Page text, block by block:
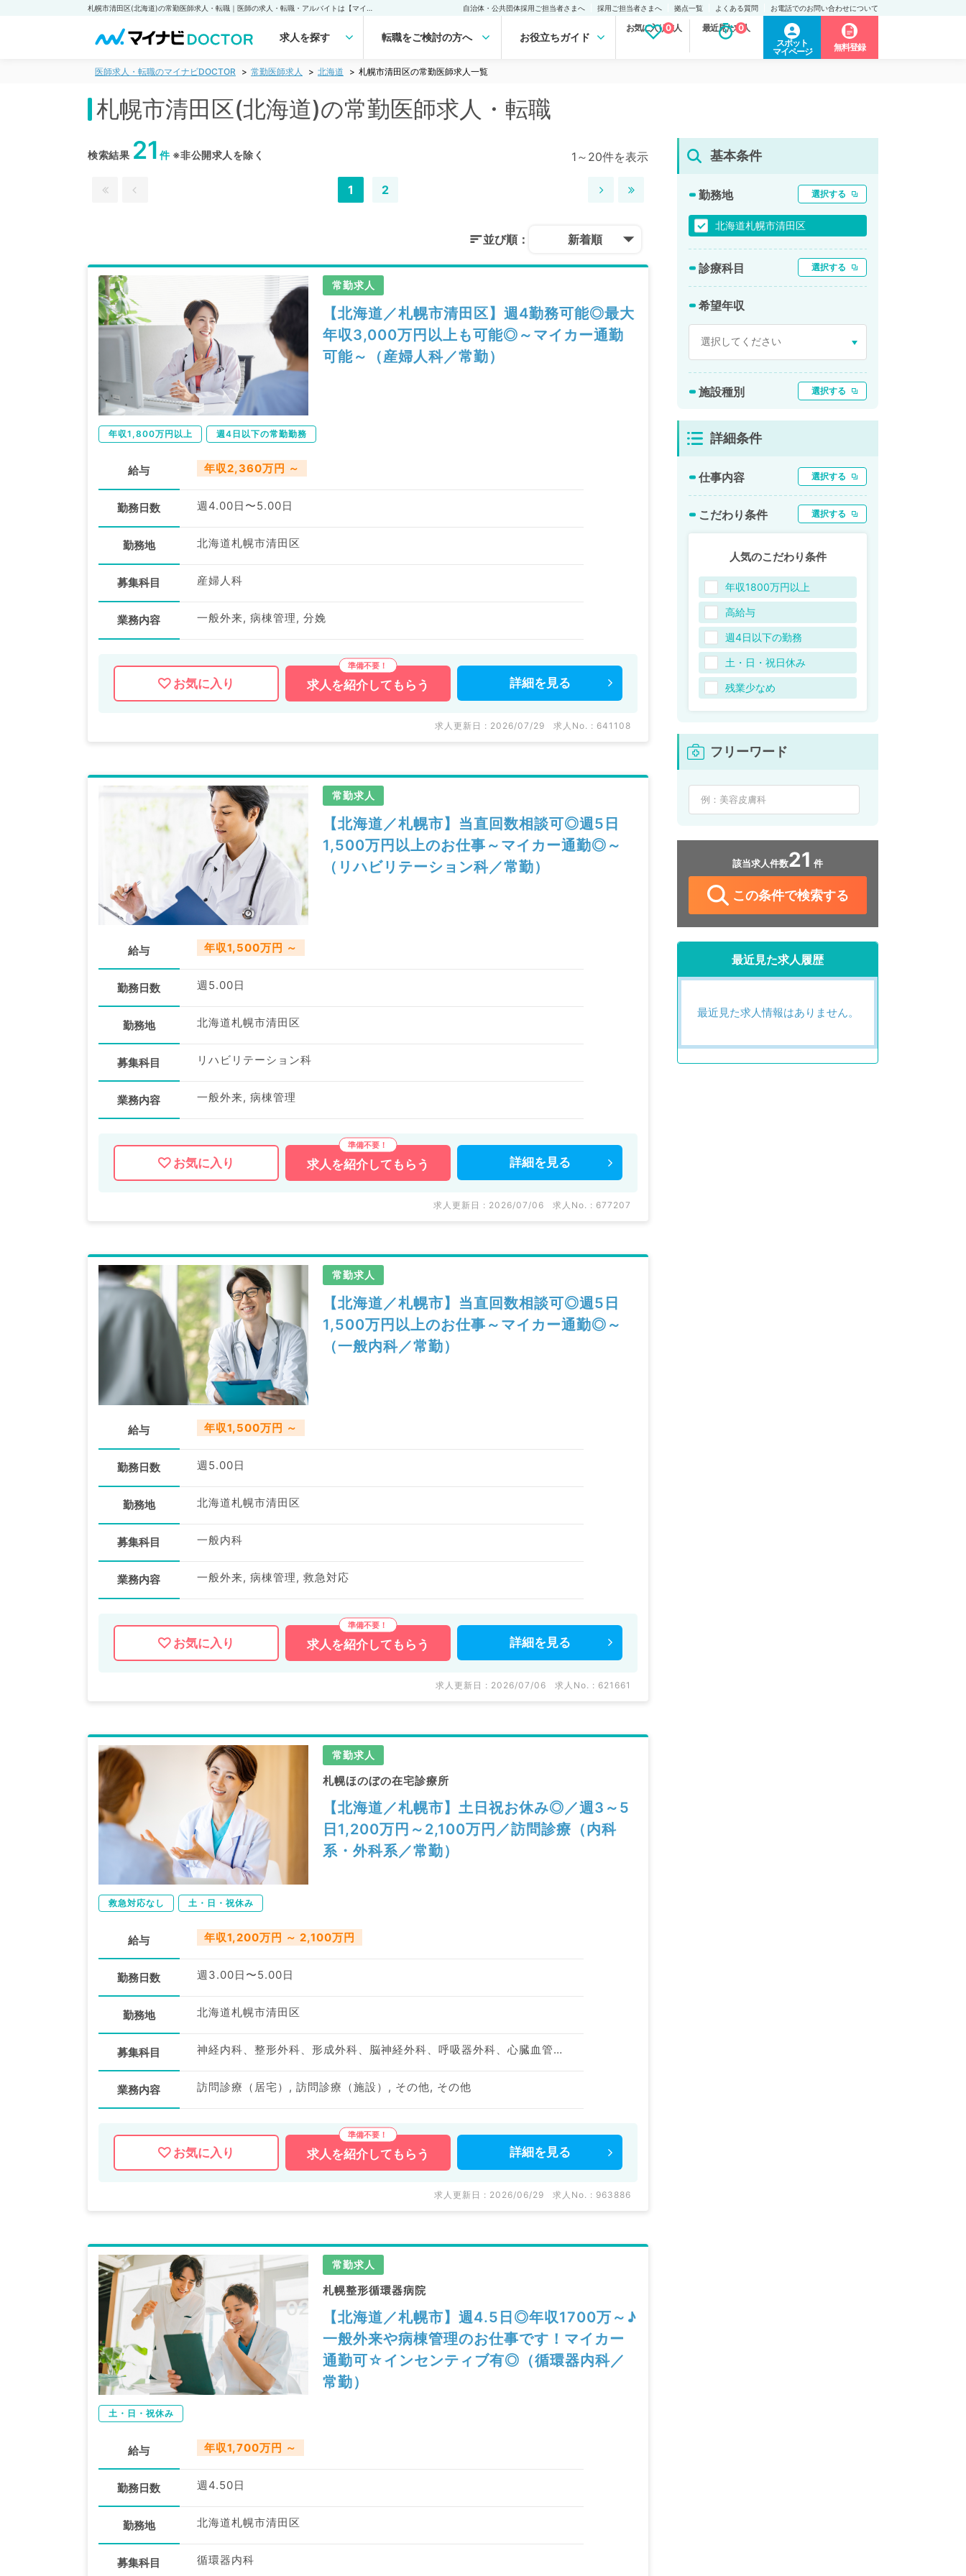
自治体・公共団体採用ご担当者さまへ 採用ご担当者さまへ 拠点一覧 よくある質問 お電話でのお問い合わせについて
求人を探す 転職をご検討の方へ お役立ちガイド
お気に入り求人
0 最近見た求人
0
スポット
マイページ
無料登録
医師求人・転職のマイナビDOCTOR 常勤医師求人 北海道 札幌市清田区の常勤医師求人一覧
札幌市清田区(北海道)の常勤医師求人・転職
検索結果 21 件※非公開求人を除く 1～20件を表示
1 2
並び順： 新着順
常勤求人
【北海道／札幌市清田区】週4勤務可能◎最大
年収3,000万円以上も可能◎～マイカー通勤
可能～（産婦人科／常勤）
年収1,800万円以上 週4日以下の常勤勤務
給与 年収2,360万円 ～
勤務日数 週4.00日〜5.00日
勤務地 北海道札幌市清田区
募集科目 産婦人科
業務内容 一般外来, 病棟管理, 分娩
お気に入り 求人を紹介してもらう 詳細を 見る
求人更新日 : 2026/07/29 求人No. : 641108
常勤求人
【北海道／札幌市】当直回数相談可◎週5日
1,500万円以上のお仕事～マイカー通勤◎～
（リハビリテーション科／常勤）
給与 年収1,500万円 ～
勤務日数 週5.00日
勤務地 北海道札幌市清田区
募集科目 リハビリテーション科
業務内容 一般外来, 病棟管理
お気に入り 求人を紹介してもらう 詳細を 見る
求人更新日 : 2026/07/06 求人No. : 677207
常勤求人
【北海道／札幌市】当直回数相談可◎週5日
1,500万円以上のお仕事～マイカー通勤◎～
（一般内科／常勤）
給与 年収1,500万円 ～
勤務日数 週5.00日
勤務地 北海道札幌市清田区
募集科目 一般内科
業務内容 一般外来, 病棟管理, 救急対応
お気に入り 求人を紹介してもらう 詳細を 見る
求人更新日 : 2026/07/06 求人No. : 621661
常勤求人
札幌ほのぼの在宅診療所
【北海道／札幌市】土日祝お休み◎／週3～5
日1,200万円～2,100万円／訪問診療（内科
系・外科系／常勤）
救急対応なし 土・日・祝休み
給与 年収1,200万円 ～ 2,100万円
勤務日数 週3.00日〜5.00日
勤務地 北海道札幌市清田区
募集科目 神経内科、整形外科、形成外科、脳神経外科、呼吸器外科、心臓血管外科、泌尿器科、一般内科、循環器内科、呼吸器内科、消化器内科、内分泌・代謝内科、腎臓内科、老年内科、血液内科、外科系全般、一般外科、消化器外科、乳腺外科、膠原病科、大腸・肛門外科
業務内容 訪問診療（居宅）, 訪問診療（施設）, その他, その他
お気に入り 求人を紹介してもらう 詳細を 見る
求人更新日 : 2026/06/29 求人No. : 963886
常勤求人
札幌整形循環器病院
【北海道／札幌市】週4.5日◎年収1700万～♪
一般外来や病棟管理のお仕事です！マイカー
通勤可☆インセンティブ有◎（循環器内科／
常勤）
土・日・祝休み
給与 年収1,700万円 ～
勤務日数 週4.50日
勤務地 北海道札幌市清田区
募集科目 循環器内科
基本条件
勤務地 選択する
北海道札幌市清田区
診療科目 選択する
希望年収
施設種別 選択する
詳細条件
仕事内容 選択する
こだわり条件 選択する
人気のこだわり条件
年収1800万円以上
高給与
週4日以下の勤務
土・日・祝日休み
残業少なめ
フリーワード
該当求人件数21 件
この条件で検索する
最近見た求人履歴
最近見た求人情報はありません。